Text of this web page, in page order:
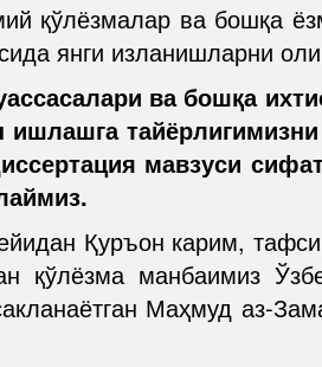
қўлёзмалар ва бошқа
янги изланишларни
ва бошқа
мавзуси
Қуръон карим,
қўлёзма манбаимиз
Маҳмуд аз-